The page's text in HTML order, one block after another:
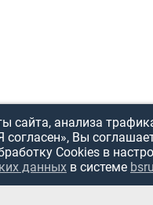
анализа
Вы
Cookies в
данных в системе